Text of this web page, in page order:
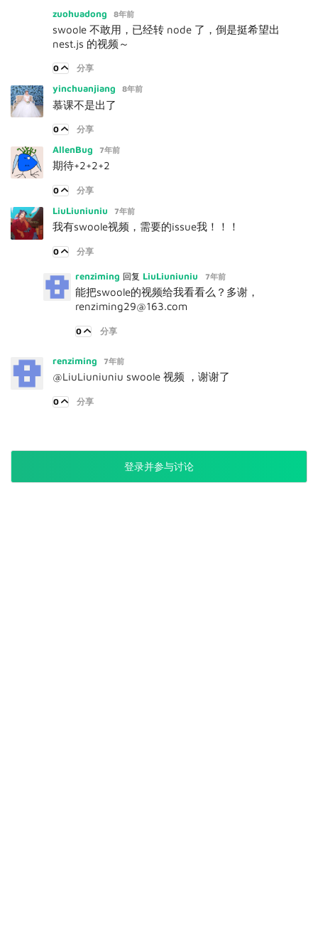
zuohuadong 8年前
swoole 不敢用，已经转 node 了，倒是挺希望出
nest.js 的视频～
0 分享
yinchuanjiang 8年前
慕课不是出了
0 分享
AllenBug 7年前
期待+2+2+2
0 分享
LiuLiuniuniu 7年前
我有swoole视频，需要的issue我！！！
0 分享
renziming 回复 LiuLiuniuniu 7年前
能把swoole的视频给我看看么？多谢，
renziming29@163.com
0 分享
renziming 7年前
@LiuLiuniuniu swoole 视频 ，谢谢了
0 分享
登录并参与讨论